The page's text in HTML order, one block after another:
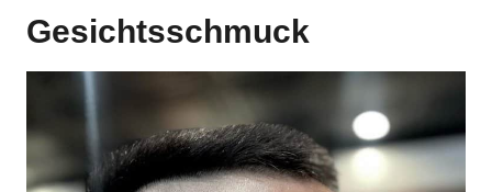
Gesichtsschmuck